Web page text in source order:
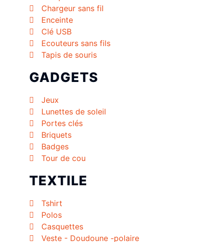
Chargeur sans fil
Enceinte
Clé USB
Ecouteurs sans fils
Tapis de souris
GADGETS
Jeux
Lunettes de soleil
Portes clés
Briquets
Badges
Tour de cou
TEXTILE
Tshirt
Polos
Casquettes
Veste - Doudoune -polaire